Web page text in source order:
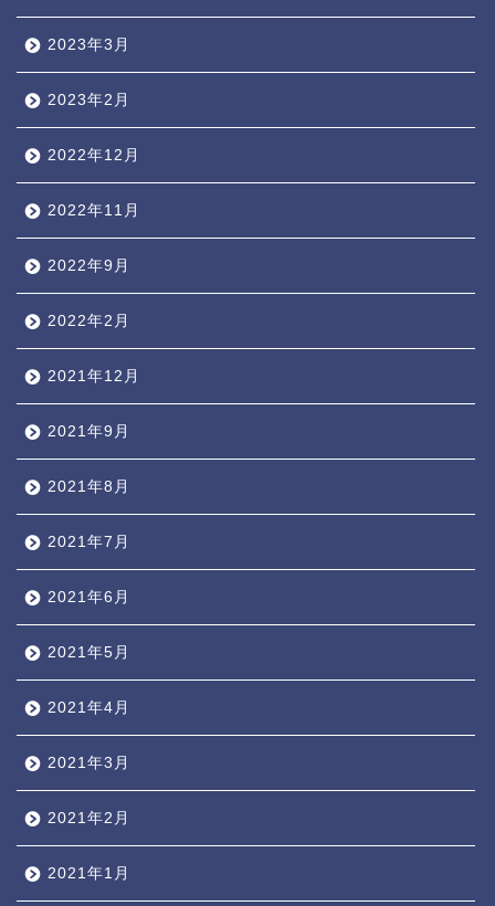
2023年3月
2023年2月
2022年12月
2022年11月
2022年9月
2022年2月
2021年12月
2021年9月
2021年8月
2021年7月
2021年6月
2021年5月
2021年4月
2021年3月
2021年2月
2021年1月